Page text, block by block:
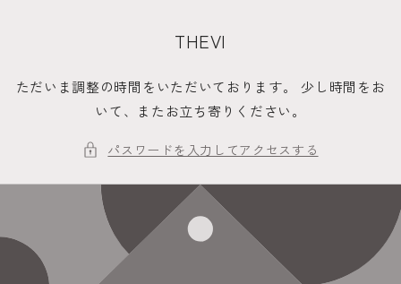
THEVI
ただいま調整の時間をいただいております。 少し時間をお
いて、またお立ち寄りください。
パスワードを入力してアクセスする